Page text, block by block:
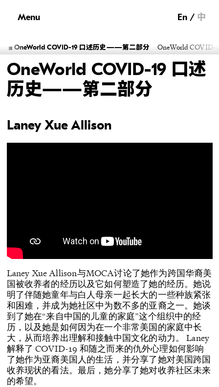
Menu En 中
OneWorld COVID-19 口述历史——第二部分 OneWorld
OneWorld COVID-19 口述
历史——第二部分
Laney Xue Allison
Laney Xue Allison与MOCA讨论了她作为跨国华裔美
国被收养者的经历以及它如何塑造了她的经历。她说
明了伴随她童年与白人母亲一起长大的一些种族紧张
和困难，并成为她社区中为数不多的亚裔之一。她谈
到了她在“来自中国的儿童的家庭”这个组织中的经
历，以及她是如何因为在一个非常美国的家庭中长
大，从而培养出理解和接触中国文化的动力。 Laney
解释了 COVID-19 和随之而来的仇外心理如何影响
了她作为亚裔美国人的生活，并分享了她对美国跨国
收养现状的看法。最后，她分享了她对收养社区未来
的希望。